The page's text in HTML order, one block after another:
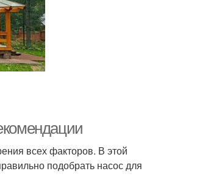
всех факторов. В этой
подобрать насос для